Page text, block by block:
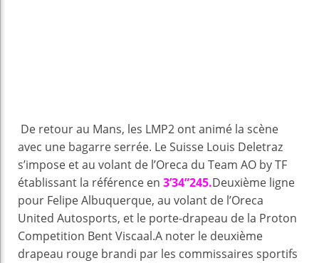
De retour au Mans, les LMP2 ont animé la scène
avec une bagarre serrée. Le Suisse Louis Deletraz
s’impose et au volant de l’Oreca du Team AO by TF
établissant la référence en 3’34”245.Deuxième ligne
pour Felipe Albuquerque, au volant de l’Oreca
United Autosports, et le porte-drapeau de la Proton
Competition Bent Viscaal.A noter le deuxième
drapeau rouge brandi par les commissaires sportifs